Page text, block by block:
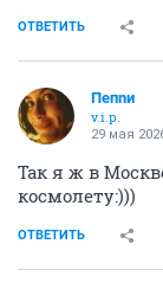
ОТВЕТИТЬ
Пепnи
v.i.p.
29 мая
Так я ж в
космолету:)))
ОТВЕТИТЬ